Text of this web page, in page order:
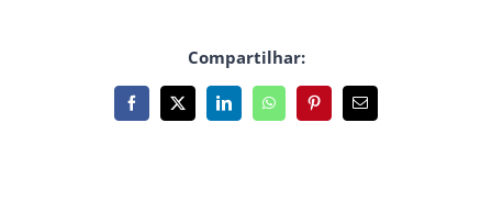
Compartilhar:
Facebook
X LinkedInWhatsAppPinterest
E-
mail